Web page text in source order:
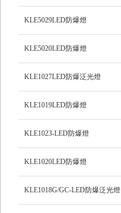
KLE5029LED防爆燈
KLE5020LED防爆燈
KLE1027LED防爆泛光燈
KLE1019LED防爆燈
KLE1023-LED防爆燈
KLE1020LED防爆燈
KLE1018G/GC-LED防爆泛光燈